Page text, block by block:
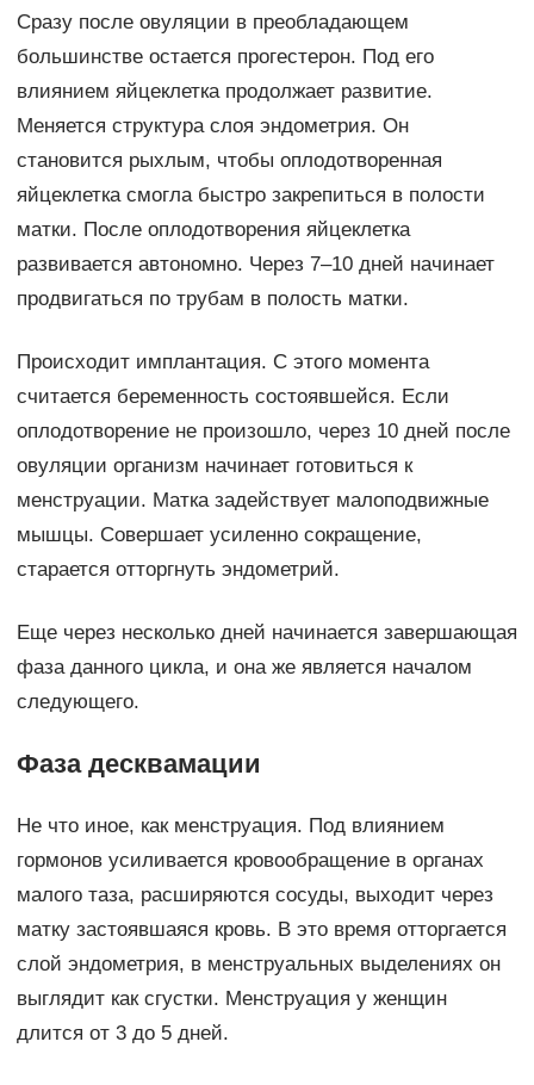
Сразу после овуляции в преобладающем
большинстве остается прогестерон. Под его
влиянием яйцеклетка продолжает развитие.
Меняется структура слоя эндометрия. Он
становится рыхлым, чтобы оплодотворенная
яйцеклетка смогла быстро закрепиться в полости
матки. После оплодотворения яйцеклетка
развивается автономно. Через 7–10 дней начинает
продвигаться по трубам в полость матки.
Происходит имплантация. С этого момента
считается беременность состоявшейся. Если
оплодотворение не произошло, через 10 дней после
овуляции организм начинает готовиться к
менструации. Матка задействует малоподвижные
мышцы. Совершает усиленно сокращение,
старается отторгнуть эндометрий.
Еще через несколько дней начинается завершающая
фаза данного цикла, и она же является началом
следующего.
Фаза десквамации
Не что иное, как менструация. Под влиянием
гормонов усиливается кровообращение в органах
малого таза, расширяются сосуды, выходит через
матку застоявшаяся кровь. В это время отторгается
слой эндометрия, в менструальных выделениях он
выглядит как сгустки. Менструация у женщин
длится от 3 до 5 дней.